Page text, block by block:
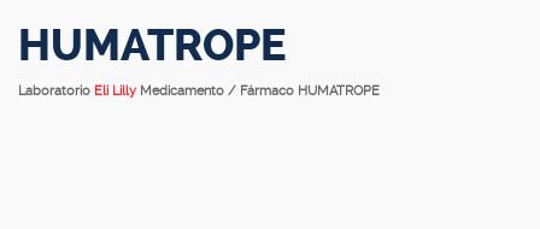
HUMATROPE
Laboratorio Eli Lilly Medicamento / Fármaco HUMATROPE